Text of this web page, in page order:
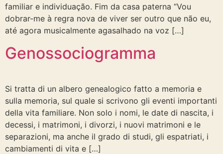
familiar e individuação. Fim da casa paterna “Vou
dobrar-me à regra nova de viver ser outro que não eu,
até agora musicalmente agasalhado na voz […]
Genossociogramma
Si tratta di un albero genealogico fatto a memoria e
sulla memoria, sul quale si scrivono gli eventi importanti
della vita familiare. Non solo i nomi, le date di nascita, i
decessi, i matrimoni, i divorzi, i nuovi matrimoni e le
separazioni, ma anche il grado di studi, gli espatriati, i
cambiamenti di vita e […]